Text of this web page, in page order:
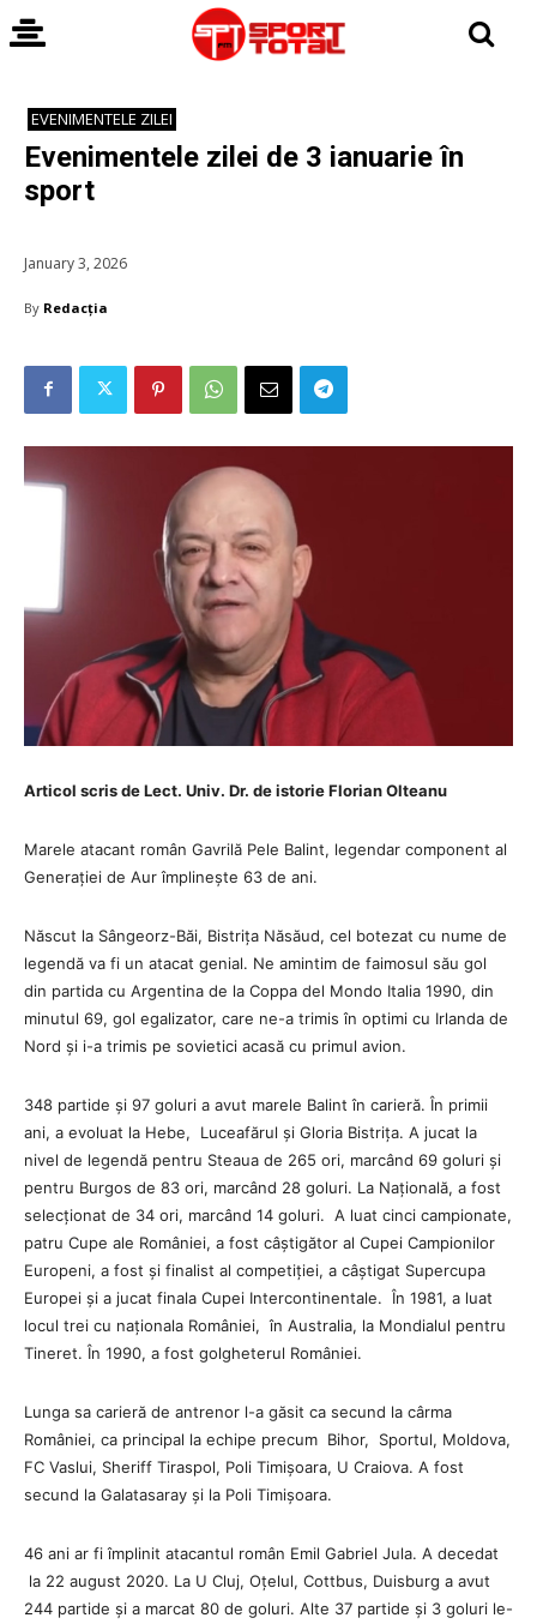
EVENIMENTELE ZILEI
Evenimentele zilei de 3 ianuarie în
sport
January 3, 2026
By Redacția
Articol scris de Lect. Univ. Dr. de istorie Florian Olteanu
Marele atacant român Gavrilă Pele Balint, legendar component al
Generației de Aur împlinește 63 de ani.
Născut la Sângeorz-Băi, Bistrița Năsăud, cel botezat cu nume de
legendă va fi un atacat genial. Ne amintim de faimosul său gol
din partida cu Argentina de la Coppa del Mondo Italia 1990, din
minutul 69, gol egalizator, care ne-a trimis în optimi cu Irlanda de
Nord și i-a trimis pe sovietici acasă cu primul avion.
348 partide și 97 goluri a avut marele Balint în carieră. În primii
ani, a evoluat la Hebe, Luceafărul și Gloria Bistrița. A jucat la
nivel de legendă pentru Steaua de 265 ori, marcând 69 goluri și
pentru Burgos de 83 ori, marcând 28 goluri. La Națională, a fost
selecționat de 34 ori, marcând 14 goluri. A luat cinci campionate,
patru Cupe ale României, a fost câștigător al Cupei Campionilor
Europeni, a fost și finalist al competiției, a câștigat Supercupa
Europei și a jucat finala Cupei Intercontinentale. În 1981, a luat
locul trei cu naționala României, în Australia, la Mondialul pentru
Tineret. În 1990, a fost golgheterul României.
Lunga sa carieră de antrenor l-a găsit ca secund la cârma
României, ca principal la echipe precum Bihor, Sportul, Moldova,
FC Vaslui, Sheriff Tiraspol, Poli Timișoara, U Craiova. A fost
secund la Galatasaray și la Poli Timișoara.
46 ani ar fi împlinit atacantul român Emil Gabriel Jula. A decedat
la 22 august 2020. La U Cluj, Oțelul, Cottbus, Duisburg a avut
244 partide și a marcat 80 de goluri. Alte 37 partide și 3 goluri le-